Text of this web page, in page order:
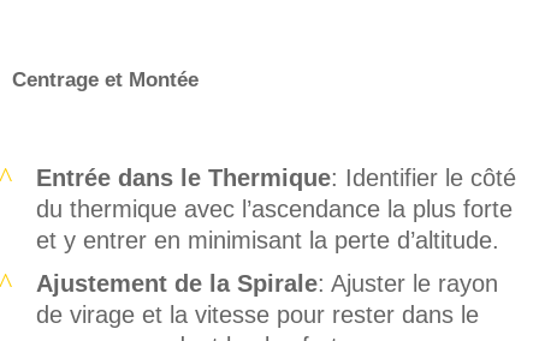
Centrage et Montée
Entrée dans le Thermique: Identifier le côté
du thermique avec l’ascendance la plus forte
et y entrer en minimisant la perte d’altitude.
Ajustement de la Spirale: Ajuster le rayon
de virage et la vitesse pour rester dans le